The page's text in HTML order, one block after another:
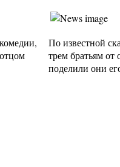
По известной
трем братьям от
поделили они